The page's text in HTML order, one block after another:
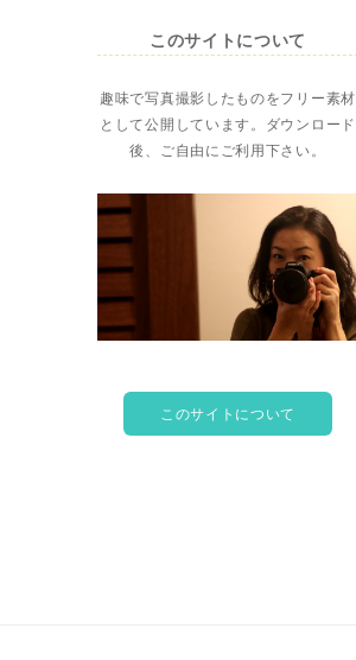
このサイトについて
趣味で写真撮影したものをフリー素材
として公開しています。ダウンロード
後、ご自由にご利用下さい。
このサイトについて